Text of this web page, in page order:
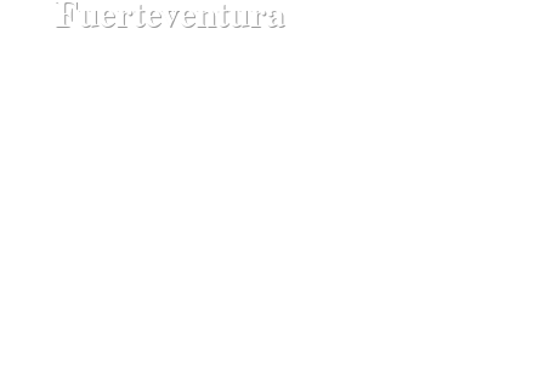
Fuerteventura